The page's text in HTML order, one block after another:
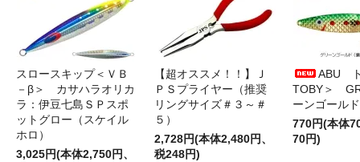
スロースキップ＜ＶＢ
－β＞ カサハラオリカ
ラ：伊豆七島ＳＰスポ
ットグロー（スケイル
ホロ）
3,025円(本体2,750円、
【超オススメ！！】Ｊ
ＰＳプライヤー（推奨
リングサイズ＃３～＃
５）
2,728円(本体2,480円、
税248円)
ABU
TOBY＞
ーンゴールド
770円(本体
70円)